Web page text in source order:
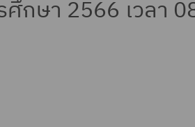
กษา 2566 เวลา